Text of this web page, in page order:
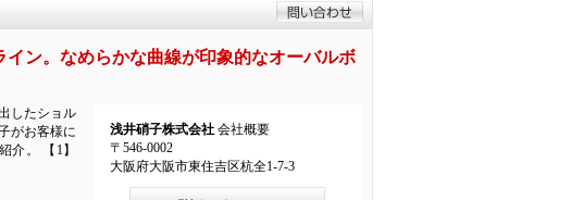
ン。なめらかな曲線が印象的なオーバルボ
したショル
がお客様に
介。 【1】
浅井硝子株式会社 会社概要
〒546-0002
大阪府大阪市東住吉区杭全1-7-3